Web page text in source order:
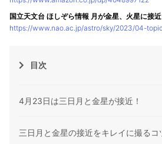
国立天文台 ほしぞら情報 月が金星、火星に接近
https://www.nao.ac.jp/astro/sky/2023/04-
目次
4月23日は三日月と金星が接近！
三日月と金星の接近をキレイに撮るコ